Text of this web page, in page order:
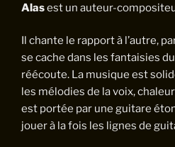
Alasest un auteur-
Il chante le rapport à l’autre,
se cache dans les fantaisies
réécoute. La musique est
les mélodies de la voix,
est portée par une guitare
jouer à la fois les lignes de